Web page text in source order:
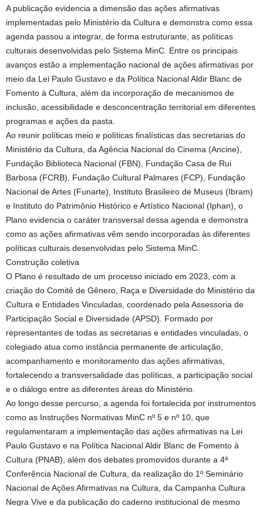
A publicação evidencia a dimensão das ações afirmativas
implementadas pelo Ministério da Cultura e demonstra como essa
agenda passou a integrar, de forma estruturante, as políticas
culturais desenvolvidas pelo Sistema MinC. Entre os principais
avanços estão a implementação nacional de ações afirmativas por
meio da Lei Paulo Gustavo e da Política Nacional Aldir Blanc de
Fomento à Cultura, além da incorporação de mecanismos de
inclusão, acessibilidade e desconcentração territorial em diferentes
programas e ações da pasta.
Ao reunir políticas meio e políticas finalísticas das secretarias do
Ministério da Cultura, da Agência Nacional do Cinema (Ancine),
Fundação Biblioteca Nacional (FBN), Fundação Casa de Rui
Barbosa (FCRB), Fundação Cultural Palmares (FCP), Fundação
Nacional de Artes (Funarte), Instituto Brasileiro de Museus (Ibram)
e Instituto do Patrimônio Histórico e Artístico Nacional (Iphan), o
Plano evidencia o caráter transversal dessa agenda e demonstra
como as ações afirmativas vêm sendo incorporadas às diferentes
políticas culturais desenvolvidas pelo Sistema MinC.
Construção coletiva
O Plano é resultado de um processo iniciado em 2023, com a
criação do Comitê de Gênero, Raça e Diversidade do Ministério da
Cultura e Entidades Vinculadas, coordenado pela Assessoria de
Participação Social e Diversidade (APSD). Formado por
representantes de todas as secretarias e entidades vinculadas, o
colegiado atua como instância permanente de articulação,
acompanhamento e monitoramento das ações afirmativas,
fortalecendo a transversalidade das políticas, a participação social
e o diálogo entre as diferentes áreas do Ministério.
Ao longo desse percurso, a agenda foi fortalecida por instrumentos
como as Instruções Normativas MinC nº 5 e nº 10, que
regulamentaram a implementação das ações afirmativas na Lei
Paulo Gustavo e na Política Nacional Aldir Blanc de Fomento à
Cultura (PNAB), além dos debates promovidos durante a 4ª
Conferência Nacional de Cultura, da realização do 1º Seminário
Nacional de Ações Afirmativas na Cultura, da Campanha Cultura
Negra Vive e da publicação do caderno institucional de mesmo